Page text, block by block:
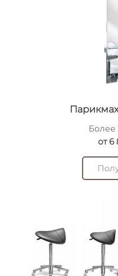
Более
от 6